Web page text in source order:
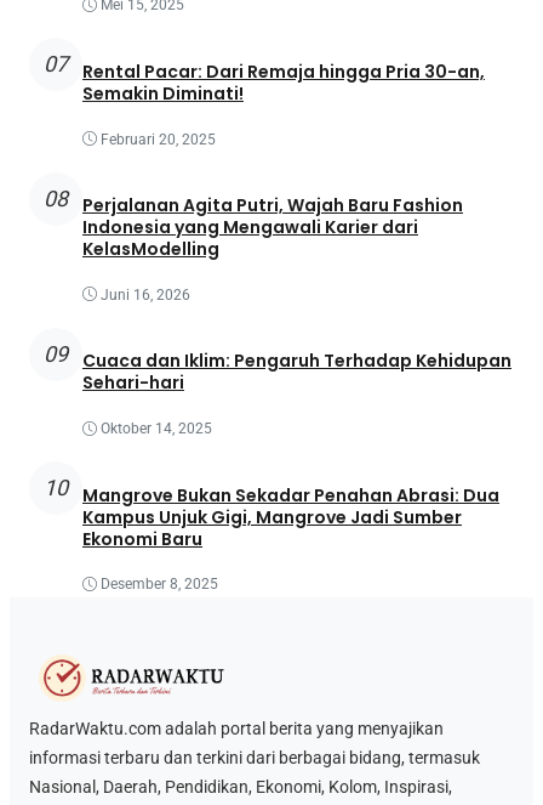
Mei 15, 2025
07
Rental Pacar: Dari Remaja hingga Pria 30-an,
Semakin Diminati!
Februari 20, 2025
08
Perjalanan Agita Putri, Wajah Baru Fashion
Indonesia yang Mengawali Karier dari
KelasModelling
Juni 16, 2026
09
Cuaca dan Iklim: Pengaruh Terhadap Kehidupan
Sehari-hari
Oktober 14, 2025
10
Mangrove Bukan Sekadar Penahan Abrasi: Dua
Kampus Unjuk Gigi, Mangrove Jadi Sumber
Ekonomi Baru
Desember 8, 2025
RadarWaktu.com adalah portal berita yang menyajikan
informasi terbaru dan terkini dari berbagai bidang, termasuk
Nasional, Daerah, Pendidikan, Ekonomi, Kolom, Inspirasi,